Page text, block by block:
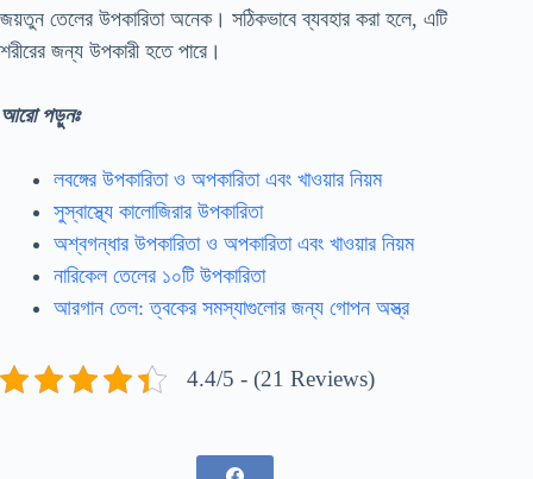
জয়তুন তেলের উপকারিতা অনেক। সঠিকভাবে ব্যবহার করা হলে, এটি
শরীরের জন্য উপকারী হতে পারে।
আরো পড়ুনঃ
লবঙ্গের উপকারিতা ও অপকারিতা এবং খাওয়ার নিয়ম
সুস্বাস্থ্যে কালোজিরার উপকারিতা
অশ্বগন্ধার উপকারিতা ও অপকারিতা এবং খাওয়ার নিয়ম
নারিকেল তেলের ১০টি উপকারিতা
আরগান তেল: ত্বকের সমস্যাগুলোর জন্য গোপন অস্ত্র
4.4/5 - (21 Reviews)